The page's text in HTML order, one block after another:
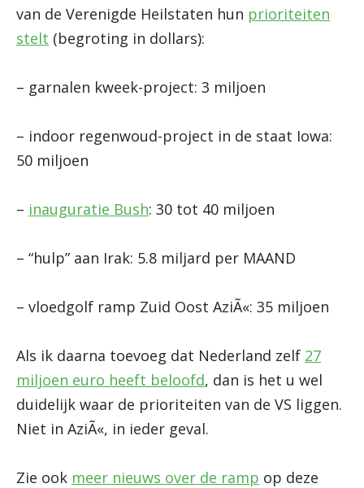
van de Verenigde Heilstaten hun prioriteiten
stelt (begroting in dollars):
– garnalen kweek-project: 3 miljoen
– indoor regenwoud-project in de staat Iowa:
50 miljoen
– inauguratie Bush: 30 tot 40 miljoen
– “hulp” aan Irak: 5.8 miljard per MAAND
– vloedgolf ramp Zuid Oost AziÃ«: 35 miljoen
Als ik daarna toevoeg dat Nederland zelf 27
miljoen euro heeft beloofd, dan is het u wel
duidelijk waar de prioriteiten van de VS liggen.
Niet in AziÃ«, in ieder geval.
Zie ook meer nieuws over de ramp op deze